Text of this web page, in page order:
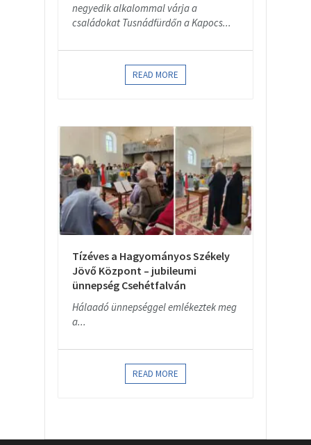
negyedik alkalommal várja a
családokat Tusnádfürdőn a Kapocs...
READ MORE
Tízéves a Hagyományos Székely
Jövő Központ – jubileumi
ünnepség Csehétfalván
Hálaadó ünnepséggel emlékeztek meg
a...
READ MORE